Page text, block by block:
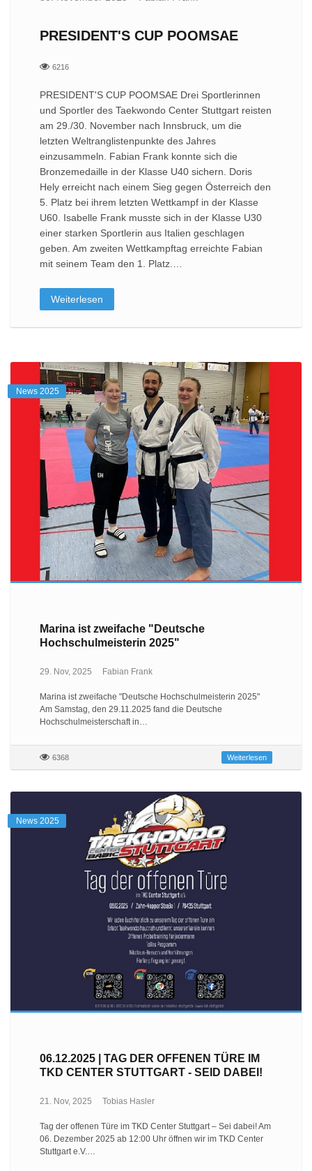
PRESIDENT'S CUP POOMSAE
6216
PRESIDENT'S CUP POOMSAE Drei Sportlerinnen
und Sportler des Taekwondo Center Stuttgart reisten
am 29./30. November nach Innsbruck, um die
letzten Weltranglistenpunkte des Jahres
einzusammeln. Fabian Frank konnte sich die
Bronzemedaille in der Klasse U40 sichern. Doris
Hely erreicht nach einem Sieg gegen Österreich den
5. Platz bei ihrem letzten Wettkampf in der Klasse
U60. Isabelle Frank musste sich in der Klasse U30
einer starken Sportlerin aus Italien geschlagen
geben. Am zweiten Wettkampftag erreichte Fabian
mit seinem Team den 1. Platz.…
Weiterlesen
News 2025
Marina ist zweifache "Deutsche
Hochschulmeisterin 2025"
29. Nov, 2025 Fabian Frank
Marina ist zweifache "Deutsche Hochschulmeisterin 2025"
Am Samstag, den 29.11.2025 fand die Deutsche
Hochschulmeisterschaft in…
6368 Weiterlesen
News 2025
06.12.2025 | TAG DER OFFENEN TÜRE IM
TKD CENTER STUTTGART - SEID DABEI!
21. Nov, 2025 Tobias Hasler
Tag der offenen Türe im TKD Center Stuttgart – Sei dabei! Am
06. Dezember 2025 ab 12:00 Uhr öffnen wir im TKD Center
Stuttgart e.V.…